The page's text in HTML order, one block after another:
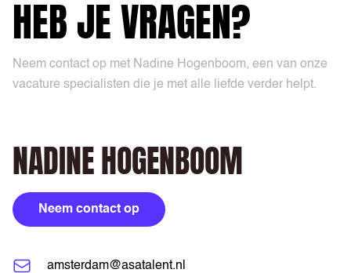
HEB JE VRAGEN?
Neem contact op met Nadine Hogenboom, een van onze
vacature specialisten die je met alle liefde verder helpt.
NADINE HOGENBOOM
Neem contact op
amsterdam@asatalent.nl